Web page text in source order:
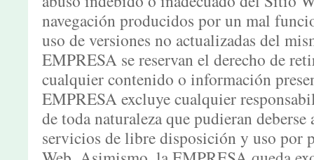
navegación producidos por un mal
uso de versiones no actualizadas del
EMPRESA se reservan el derecho de
cualquier contenido o información
EMPRESA excluye cualquier
de toda naturaleza que pudieran
servicios de libre disposición y uso por